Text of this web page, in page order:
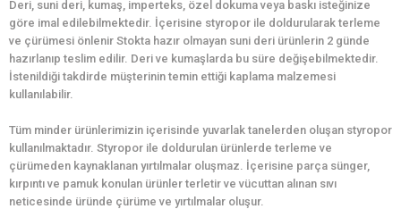
Deri, suni deri, kumaş, imperteks, özel dokuma veya baskı isteğinize
göre imal edilebilmektedir. İçerisine styropor ile doldurularak terleme
ve çürümesi önlenir Stokta hazır olmayan suni deri ürünlerin 2 günde
hazırlanıp teslim edilir. Deri ve kumaşlarda bu süre değişebilmektedir.
İstenildiği takdirde müşterinin temin ettiği kaplama malzemesi
kullanılabilir.
Tüm minder ürünlerimizin içerisinde yuvarlak tanelerden oluşan styropor
kullanılmaktadır. Styropor ile doldurulan ürünlerde terleme ve
çürümeden kaynaklanan yırtılmalar oluşmaz. İçerisine parça sünger,
kırpıntı ve pamuk konulan ürünler terletir ve vücuttan alınan sıvı
neticesinde üründe çürüme ve yırtılmalar oluşur.